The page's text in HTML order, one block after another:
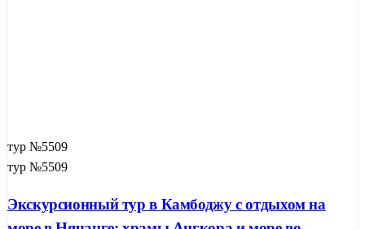
тур №5509
тур №5509
Экскурсионный тур в Камбоджу с отдыхом на